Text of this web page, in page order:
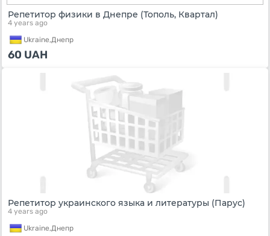
Репетитор физики в Днепре (Тополь, Квартал)
4 years ago
Ukraine,Днепр
60 UAH
Репетитор украинского языка и литературы (Парус)
4 years ago
Ukraine,Днепр